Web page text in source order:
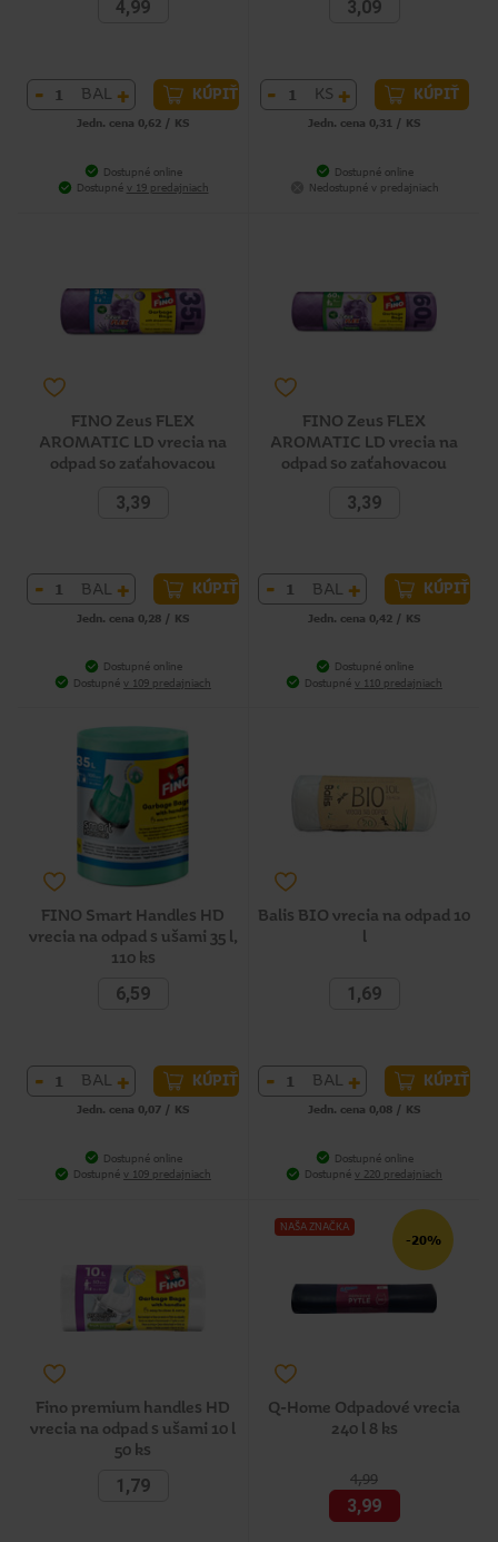
4,99
- BAL + KÚPIŤ
Jedn. cena 0,62 / KS
Dostupné online
Dostupné v 19 predajniach
3,09
- KS + KÚPIŤ
Jedn. cena 0,31 / KS
Dostupné online
Nedostupné v predajniach
FINO Zeus FLEX
AROMATIC LD vrecia na
odpad so zaťahovacou
3,39
- BAL + KÚPIŤ
Jedn. cena 0,28 / KS
Dostupné online
Dostupné v 109 predajniach
FINO Zeus FLEX
AROMATIC LD vrecia na
odpad so zaťahovacou
3,39
- BAL + KÚPIŤ
Jedn. cena 0,42 / KS
Dostupné online
Dostupné v 110 predajniach
FINO Smart Handles HD
vrecia na odpad s ušami 35 l,
110 ks
6,59
- BAL + KÚPIŤ
Jedn. cena 0,07 / KS
Dostupné online
Dostupné v 109 predajniach
Balis BIO vrecia na odpad 10
l
1,69
- BAL + KÚPIŤ
Jedn. cena 0,08 / KS
Dostupné online
Dostupné v 220 predajniach
Fino premium handles HD
vrecia na odpad s ušami 10 l
50 ks
1,79
NAŠA ZNAČKA
-20%
Q-Home Odpadové vrecia
240 l 8 ks
4,99
3,99